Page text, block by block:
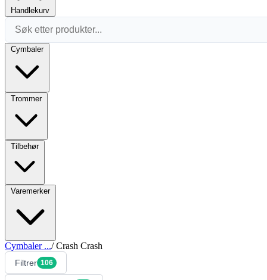
Handlekurv
Cymbaler
Trommer
Tilbehør
Varemerker
Cymbaler .../ Crash Crash
Filtrer 106